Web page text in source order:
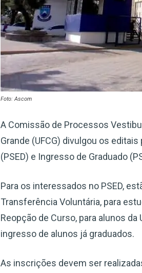
Foto: Ascom
A Comissão de Processos
Grande (UFCG) divulgou os
(PSED) e Ingresso de Graduado
Para os interessados no PSED,
Transferência Voluntária, para
Reopção de Curso, para alunos da
ingresso de alunos já graduados.
As inscrições devem ser